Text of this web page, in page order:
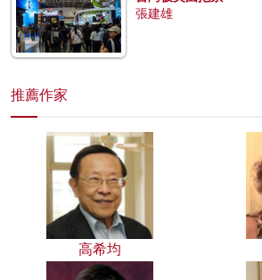
張建雄
推薦作家
高希均